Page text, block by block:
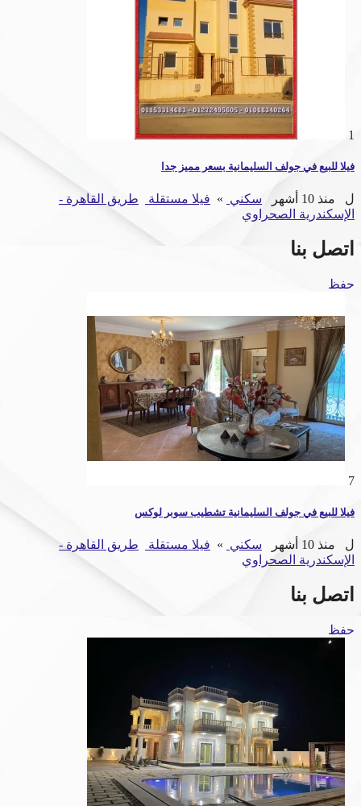
1
فيلا للبيع في جولف السليمانية بسعر مميز جدا
ل منذ 10 أشهر سكني » فيلا مستقلة
طريق القاهرة -
الإسكندرية الصحراوي
اتصل بنا
حفظ
7
فيلا للبيع في جولف السليمانية تشطيب سوبر لوكس
ل منذ 10 أشهر سكني » فيلا مستقلة
طريق القاهرة -
الإسكندرية الصحراوي
اتصل بنا
حفظ